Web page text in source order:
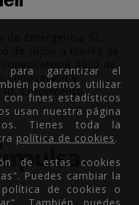
de Gijón a través de
2025 de
innovación y
Crecimiento
para garantizar el
podemos utilizar
fines estadísticos
usan nuestra página
Tienes toda la
política de cookies.
de estas cookies
Puedes cambiar la
de cookies o